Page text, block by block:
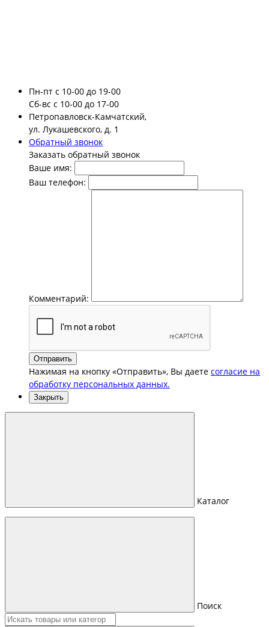
Пн-пт с 10-00 до 19-00
Сб-вс с 10-00 до 17-00
Петропавловск-Камчатский,
ул. Лукашевского, д. 1
Обратный звонок
Заказать обратный звонок
Ваше имя:
Ваш телефон:
Комментарий:
Отправить
Нажимая на кнопку «Отправить», Вы даете согласие на
обработку персональных данных.
Закрыть
Каталог
Поиск